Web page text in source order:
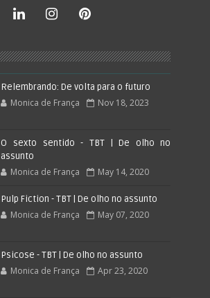
Relembrando: De volta para o futuro
Monica de França Nov 18, 2023
O sexto sentido - TBT | De olho no
assunto
Monica de França May 14, 2020
Pulp Fiction - TBT | De olho no assunto
Monica de França May 07, 2020
Psicose - TBT | De olho no assunto
Monica de França Apr 23, 2020